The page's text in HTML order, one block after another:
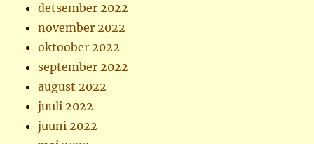
detsember 2022
november 2022
oktoober 2022
september 2022
august 2022
juuli 2022
juuni 2022